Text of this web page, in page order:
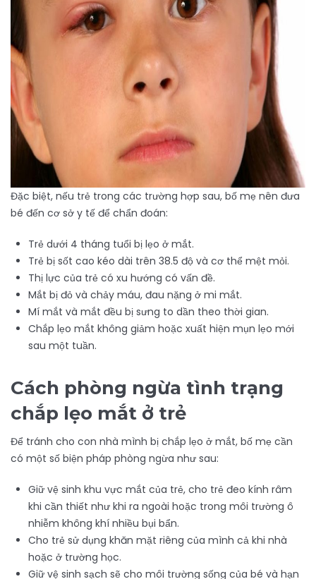
Đặc biệt, nếu trẻ trong các trường hợp sau, bố mẹ nên đưa
bé đến cơ sở y tế để chẩn đoán:
Trẻ dưới 4 tháng tuổi bị lẹo ở mắt.
Trẻ bị sốt cao kéo dài trên 38.5 độ và cơ thể mệt mỏi.
Thị lực của trẻ có xu hướng có vấn đề.
Mắt bị đỏ và chảy máu, đau nặng ở mi mắt.
Mí mắt và mắt đều bị sưng to dần theo thời gian.
Chắp lẹo mắt không giảm hoặc xuất hiện mụn lẹo mới
sau một tuần.
Cách phòng ngừa tình trạng
chắp lẹo mắt ở trẻ
Để tránh cho con nhà mình bị chắp lẹo ở mắt, bố mẹ cần
có một số biện pháp phòng ngừa như sau:
Giữ vệ sinh khu vực mắt của trẻ, cho trẻ đeo kính râm
khi cần thiết như khi ra ngoài hoặc trong môi trường ô
nhiễm không khí nhiều bụi bẩn.
Cho trẻ sử dụng khăn mặt riêng của mình cả khi nhà
hoặc ở trường học.
Giữ vệ sinh sạch sẽ cho môi trường sống của bé và hạn